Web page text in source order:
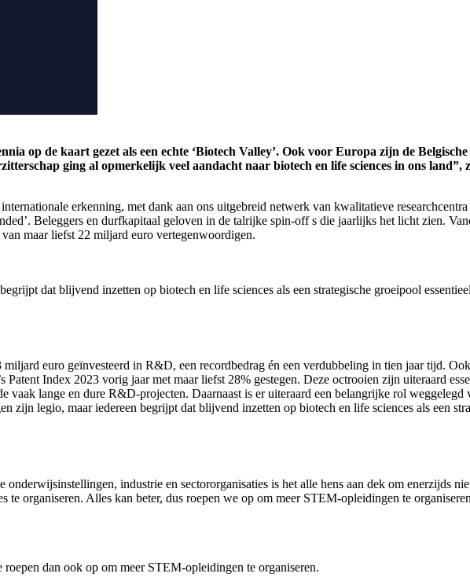
op de kaart gezet als een echte ‘Biotech Valley’. Ook voor Europa zijn de
ging al opmerkelijk veel aandacht naar biotech en life sciences in ons land”,
erkenning, met dank aan ons uitgebreid netwerk van kwalitatieve
Beleggers en durfkapitaal geloven in de talrijke spin-off s die jaarlijks het licht zien.
maar liefst 22 miljard euro vertegenwoordigen.
dat blijvend inzetten op biotech en life sciences als een strategische groeipool
euro geïnvesteerd in R&D, een recordbedrag én een verdubbeling in tien jaar tijd.
Index 2023 vorig jaar met maar liefst 28% gestegen. Deze octrooien zijn uiteraard
vaak lange en dure R&D-projecten. Daarnaast is er uiteraard een belangrijke rol weggelegd
zijn legio, maar iedereen begrijpt dat blijvend inzetten op biotech en life sciences als een
industrie en sectororganisaties is het alle hens aan dek om enerzijds
te organiseren. Alles kan beter, dus roepen we op om meer STEM-opleidingen te
dan ook op om meer STEM-opleidingen te organiseren.